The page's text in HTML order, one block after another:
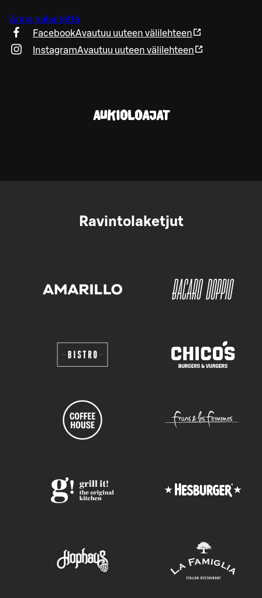
Anna palautetta
FacebookAvautuu uuteen välilehteen
InstagramAvautuu uuteen välilehteen
AUKIOLOAJAT
Ravintolaketjut